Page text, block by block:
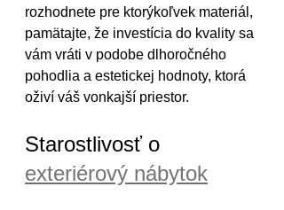
rozhodnete pre ktorýkoľvek materiál,
pamätajte, že investícia do kvality sa
vám vráti v podobe dlhoročného
pohodlia a estetickej hodnoty, ktorá
oživí váš vonkajší priestor.
Starostlivosť o
exteriérový nábytok